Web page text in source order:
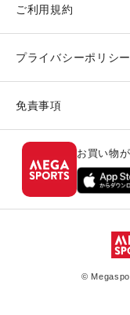
ご利用規約
プライバシーポリシー
免責事項
お買い物
©